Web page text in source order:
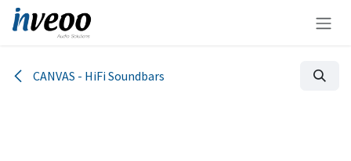
Zum Inhalt springen
CANVAS - HiFi Soundbars